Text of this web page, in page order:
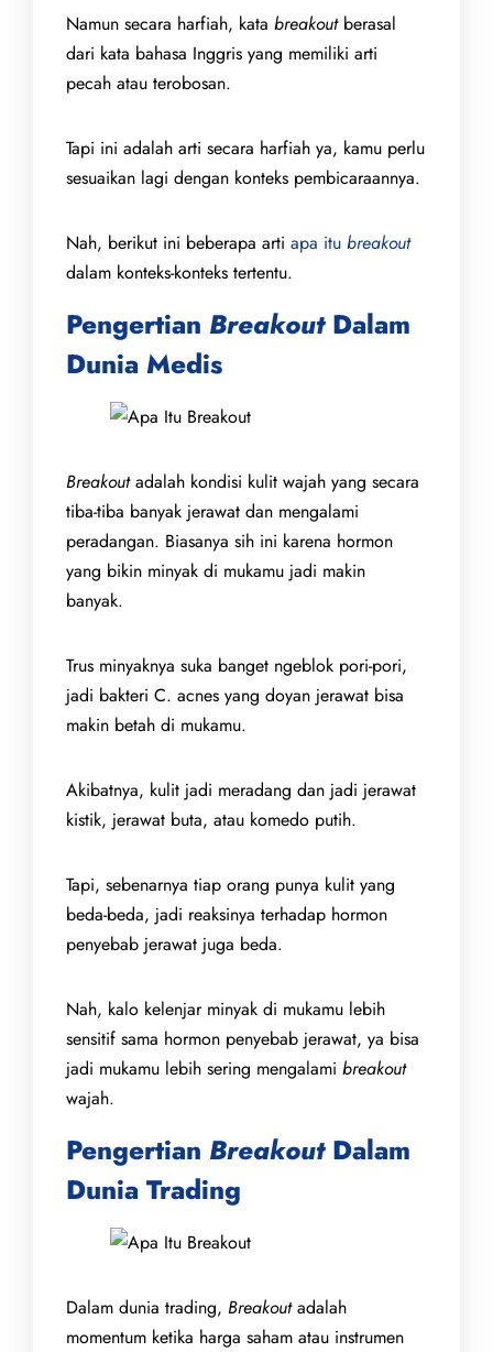
Namun secara harfiah, kata breakout berasal
dari kata bahasa Inggris yang memiliki arti
pecah atau terobosan.
Tapi ini adalah arti secara harfiah ya, kamu perlu
sesuaikan lagi dengan konteks pembicaraannya.
Nah, berikut ini beberapa arti apa itu breakout
dalam konteks-konteks tertentu.
Pengertian Breakout Dalam
Dunia Medis
Breakoutadalah kondisi kulit wajah yang secara
tiba-tiba banyak jerawat dan mengalami
peradangan. Biasanya sih ini karena hormon
yang bikin minyak di mukamu jadi makin
banyak.
Trus minyaknya suka banget ngeblok pori-pori,
jadi bakteri C. acnes yang doyan jerawat bisa
makin betah di mukamu.
Akibatnya, kulit jadi meradang dan jadi jerawat
kistik, jerawat buta, atau komedo putih.
Tapi, sebenarnya tiap orang punya kulit yang
beda-beda, jadi reaksinya terhadap hormon
penyebab jerawat juga beda.
Nah, kalo kelenjar minyak di mukamu lebih
sensitif sama hormon penyebab jerawat, ya bisa
jadi mukamu lebih sering mengalami breakout
wajah.
Pengertian Breakout Dalam
Dunia Trading
Dalam dunia trading, Breakoutadalah
momentum ketika harga saham atau instrumen